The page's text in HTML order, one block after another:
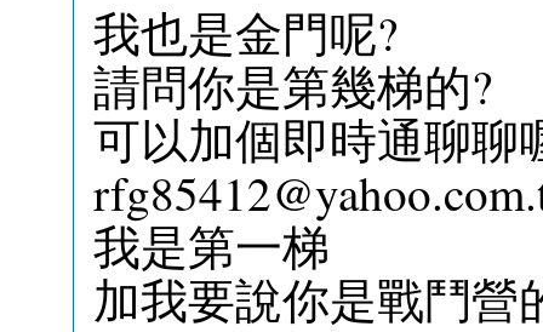
我也是金門呢?
請問你是第幾梯的?
可以加個即時通聊聊
我是第一梯
加我要說你是戰鬥營